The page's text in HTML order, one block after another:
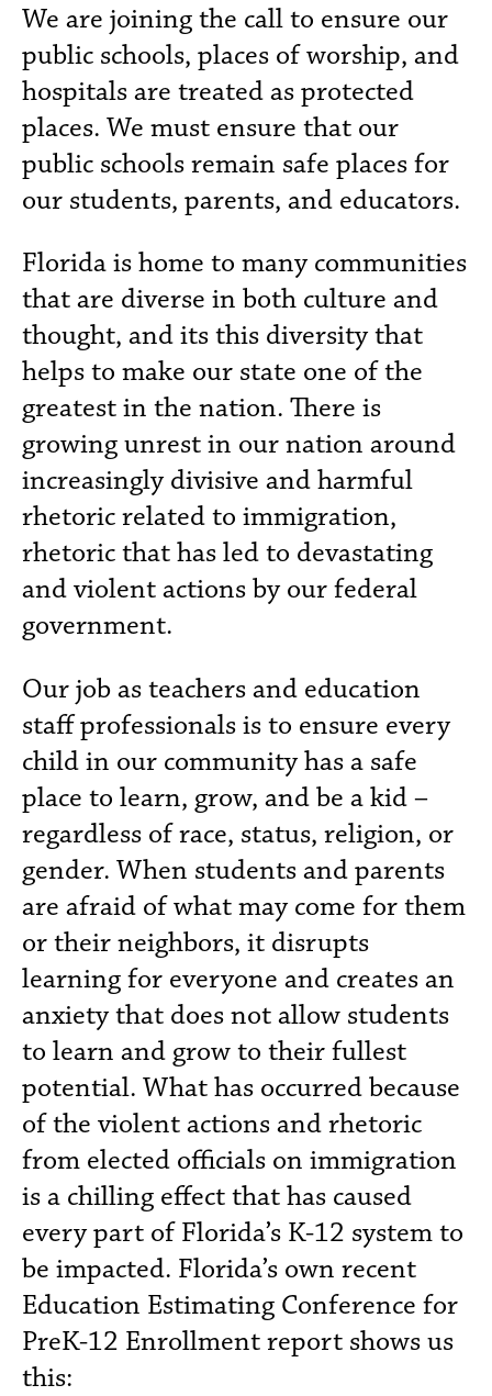
We are joining the call to ensure our
public schools, places of worship, and
hospitals are treated as protected
places. We must ensure that our
public schools remain safe places for
our students, parents, and educators.
Florida is home to many communities
that are diverse in both culture and
thought, and its this diversity that
helps to make our state one of the
greatest in the nation. There is
growing unrest in our nation around
increasingly divisive and harmful
rhetoric related to immigration,
rhetoric that has led to devastating
and violent actions by our federal
government.
Our job as teachers and education
staff professionals is to ensure every
child in our community has a safe
place to learn, grow, and be a kid –
regardless of race, status, religion, or
gender. When students and parents
are afraid of what may come for them
or their neighbors, it disrupts
learning for everyone and creates an
anxiety that does not allow students
to learn and grow to their fullest
potential. What has occurred because
of the violent actions and rhetoric
from elected officials on immigration
is a chilling effect that has caused
every part of Florida’s K-12 system to
be impacted. Florida’s own recent
Education Estimating Conference for
PreK-12 Enrollment report shows us
this: